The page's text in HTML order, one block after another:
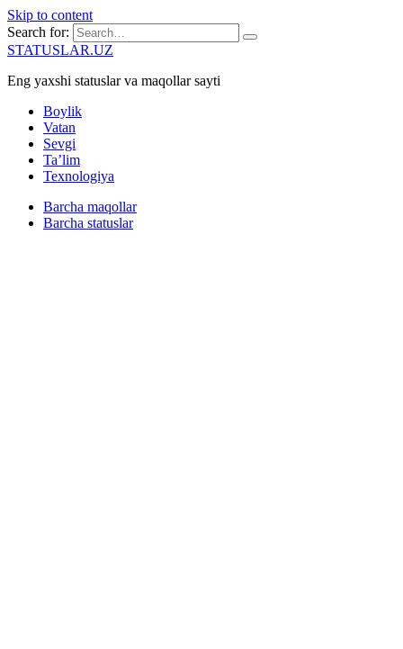
Skip to content
Search for:
STATUSLAR.UZ
Eng yaxshi statuslar va maqollar sayti
Boylik
Vatan
Sevgi
Ta’lim
Texnologiya
Barcha maqollar
Barcha statuslar